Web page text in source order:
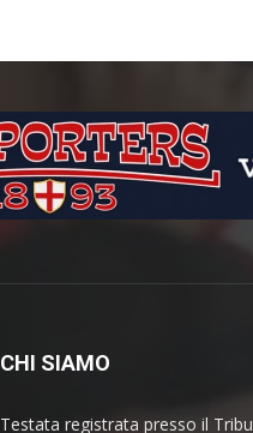
CHI SIAMO
Testata registrata presso il